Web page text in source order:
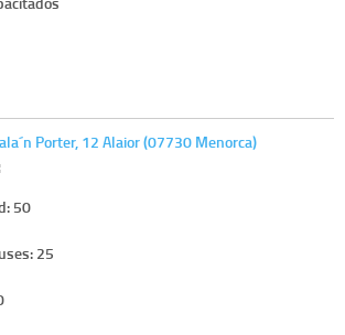
Porter, 12 Alaior (07730 Menorca)
50
25